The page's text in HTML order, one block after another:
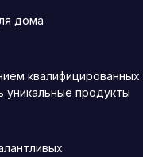
дома
квалифицированных
уникальные продукты